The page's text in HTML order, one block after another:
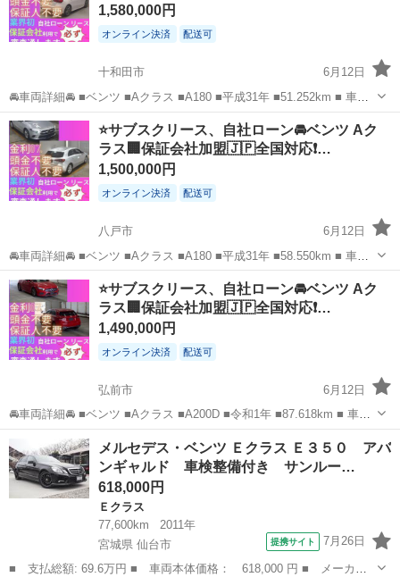
1,580,000円
オンライン決済 配送可
十和田市
6月12日
🚘車両詳細🚘 ■ベンツ ■Aクラス ■A180 ■平成31年 ■51.252km ■ 車検2
年付 ■月々30.000円 🚙車両装備🚙 ■ナビ ■TV ■バックカメラ ■ドライ
ブレコーダー ■プッシュスタート ■ETC 他...
青森 十和田市 ベンツ（メルセデス）
⭐️サブスクリース、自社ローン🚘️ベンツ Aク
ラス🏢保証会社加盟🇯🇵全国対応❗…
1,500,000円
オンライン決済 配送可
八戸市
6月12日
🚘車両詳細🚘 ■ベンツ ■Aクラス ■A180 ■平成31年 ■58.550km ■ 車検2
年付 ■月々30.000円 🚙車両装備🚙 ■ナビ ■TV ■バックカメラ ■ドライ
ブレコーダー ■プッシュスタート ■ETC 他...
青森 八戸市 ベンツ（メルセデス）
⭐️サブスクリース、自社ローン🚘️ベンツ Aク
ラス🏢保証会社加盟🇯🇵全国対応❗…
1,490,000円
オンライン決済 配送可
弘前市
6月12日
🚘車両詳細🚘 ■ベンツ ■Aクラス ■A200D ■令和1年 ■87.618km ■ 車検2
年付 ■月々30.000円 🚙車両装備🚙 ■ナビ ■TV ■バックカメラ ■ドライ
ブレコーダー ■プッシュスタート ■ETC 他...
弘前市 ベンツ（メルセデス）
メルセデス・ベンツ Ｅクラス Ｅ３５０ アバ
ンギャルド 車検整備付き サンルー…
618,000円
Ｅクラス
77,600km
2011年
宮城県 仙台市
提携サイト 7月26日
■ 支払総額: 69.6万円 ■ 車両本体価格： 618,000 円 ■ メーカー